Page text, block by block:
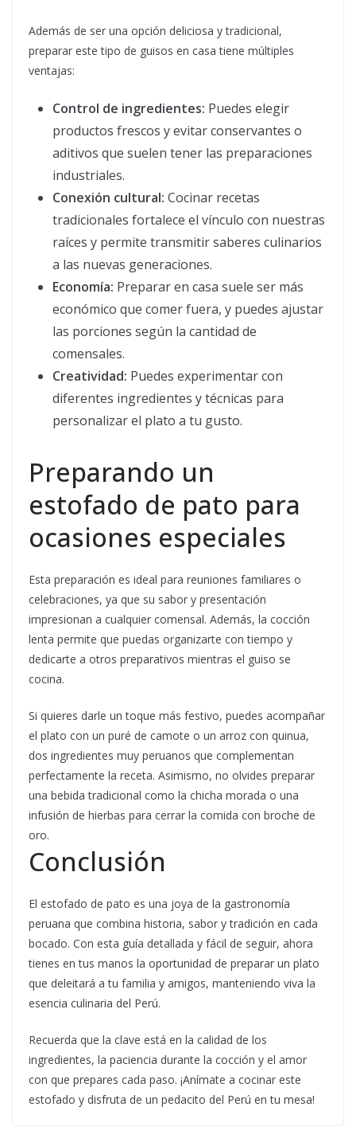
Además de ser una opción deliciosa y tradicional,
preparar este tipo de guisos en casa tiene múltiples
ventajas:
Control de ingredientes: Puedes elegir
productos frescos y evitar conservantes o
aditivos que suelen tener las preparaciones
industriales.
Conexión cultural: Cocinar recetas
tradicionales fortalece el vínculo con nuestras
raíces y permite transmitir saberes culinarios
a las nuevas generaciones.
Economía: Preparar en casa suele ser más
económico que comer fuera, y puedes ajustar
las porciones según la cantidad de
comensales.
Creatividad: Puedes experimentar con
diferentes ingredientes y técnicas para
personalizar el plato a tu gusto.
Preparando un
estofado de pato para
ocasiones especiales
Esta preparación es ideal para reuniones familiares o
celebraciones, ya que su sabor y presentación
impresionan a cualquier comensal. Además, la cocción
lenta permite que puedas organizarte con tiempo y
dedicarte a otros preparativos mientras el guiso se
cocina.
Si quieres darle un toque más festivo, puedes acompañar
el plato con un puré de camote o un arroz con quinua,
dos ingredientes muy peruanos que complementan
perfectamente la receta. Asimismo, no olvides preparar
una bebida tradicional como la chicha morada o una
infusión de hierbas para cerrar la comida con broche de
oro.
Conclusión
El estofado de pato es una joya de la gastronomía
peruana que combina historia, sabor y tradición en cada
bocado. Con esta guía detallada y fácil de seguir, ahora
tienes en tus manos la oportunidad de preparar un plato
que deleitará a tu familia y amigos, manteniendo viva la
esencia culinaria del Perú.
Recuerda que la clave está en la calidad de los
ingredientes, la paciencia durante la cocción y el amor
con que prepares cada paso. ¡Anímate a cocinar este
estofado y disfruta de un pedacito del Perú en tu mesa!